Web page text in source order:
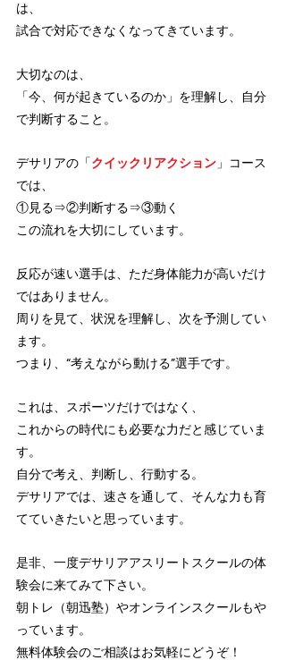
は、
試合で対応できなくなってきています。
大切なのは、
「今、何が起きているのか」を理解し、自分
で判断すること。
デサリアの「 クイックリアクション 」コース
では、
①見る⇒②判断する⇒③動く
この流れを大切にしています。
反応が速い選手は、ただ身体能力が高いだけ
ではありません。
周りを見て、状況を理解し、次を予測してい
ます。
つまり、“考えながら動ける”選手です。
これは、スポーツだけではなく、
これからの時代にも必要な力だと感じていま
す。
自分で考え、判断し、行動する。
デサリアでは、速さを通して、そんな力も育
てていきたいと思っています。
是非、一度デサリアアスリートスクールの体
験会に来てみて下さい。
朝トレ（朝迅塾）やオンラインスクールもや
っています。
無料体験会のご相談はお気軽にどうぞ！